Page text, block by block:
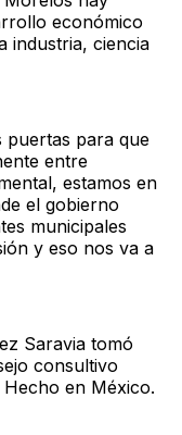
económico
industria, ciencia
puertas para que
entre
estamos en
el gobierno
municipales
y eso nos va a
Saravia tomó
consultivo
en México.